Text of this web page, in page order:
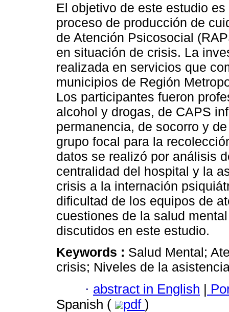
El objetivo de este estudio
proceso de producción de
de Atención Psicosocial
en situación de crisis. La
realizada en servicios que
municipios de Región
Los participantes fueron
alcohol y drogas, de CAPS
permanencia, de socorro y
grupo focal para la
datos se realizó por análisis
centralidad del hospital y la
crisis a la internación
dificultad de los equipos de
cuestiones de la salud
discutidos en este estudio.
Keywords : Salud Mental;
crisis; Niveles de la
· abstract in English |
Spanish (
pdf )